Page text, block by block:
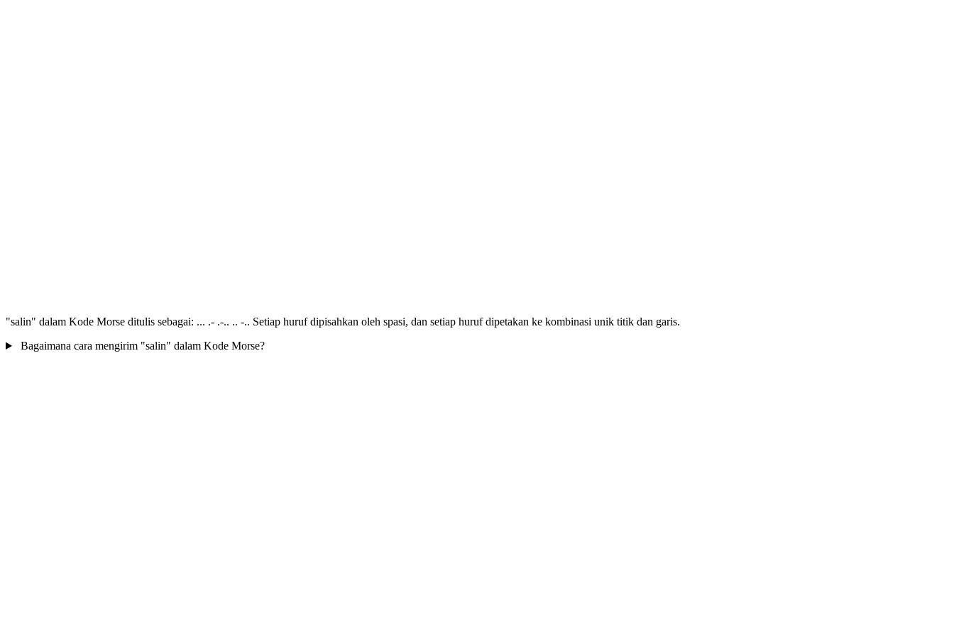
"salin" dalam Kode Morse ditulis sebagai: ... .- .-.. .. -.. Setiap huruf dipisahkan oleh spasi, dan setiap huruf dipetakan ke kombinasi unik titik dan garis.
Bagaimana cara mengirim "salin" dalam Kode Morse?